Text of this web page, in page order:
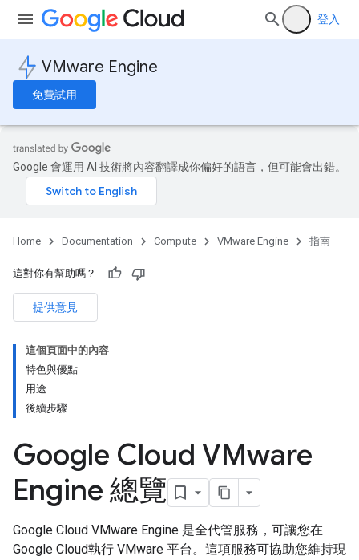
登入
VMware Engine
免費試用
Google 會運用 AI 技術將內容翻譯成你偏好的語言，但可能會出錯。
Home Documentation Compute VMware Engine 指南
這對你有幫助嗎？
提供意見
這個頁面中的內容
特色與優點
用途
後續步驟
Google Cloud VMware
Engine 總覽
Google Cloud VMware Engine 是全代管服務，可讓您在
Google Cloud執行 VMware 平台。這項服務可協助您維持現